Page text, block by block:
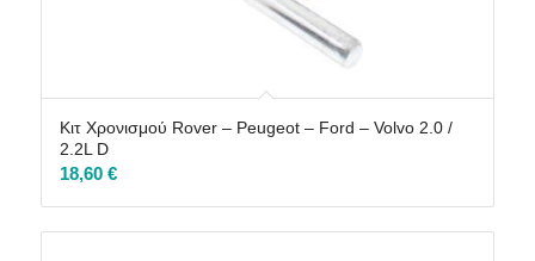
Κιτ Χρονισμού Rover – Peugeot – Ford – Volvo 2.0 /
2.2L D
18,60 €